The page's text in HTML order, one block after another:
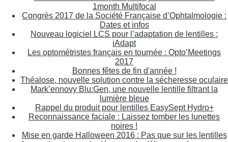
1month Multifocal
Congrès 2017 de la Société Française d’Ophtalmologie :
Dates et infos
Nouveau logiciel LCS pour l’adaptation de lentilles :
iAdapt
Les optométristes français en tournée : Opto’Meetings
2017
Bonnes fêtes de fin d'année !
Théalose, nouvelle solution contre la sécheresse oculaire
Mark’ennovy Blu:Gen, une nouvelle lentille filtrant la
lumière bleue
Rappel du produit pour lentilles EasySept Hydro+
Reconnaissance faciale : Laissez tomber les lunettes
noires !
Mise en garde Halloween 2016 : Pas que sur les lentilles